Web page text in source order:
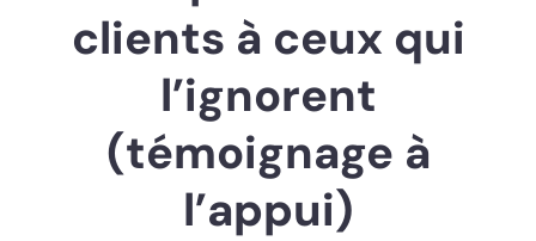
clients à ceux qui
l’ignorent
(témoignage à
l’appui)